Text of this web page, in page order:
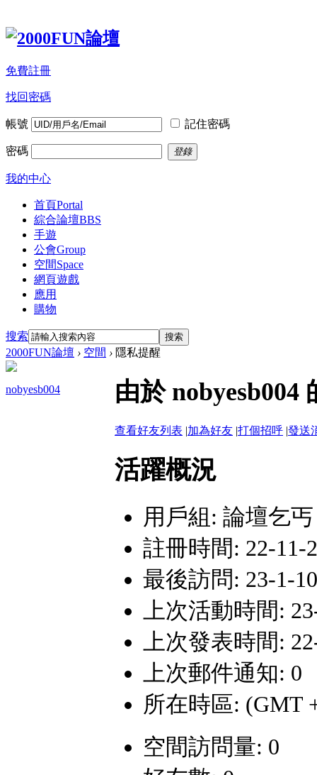
免費註冊
找回密碼
帳號 記住密碼
密碼 登錄
我的中心
首頁Portal
綜合論壇BBS
手遊
公會Group
空間Space
網頁遊戲
應用
購物
搜索 搜索
2000FUN論壇 › 空間 › 隱私提醒
nobyesb004 由於
查看好友列表 |加為好友 |打個招呼 |發送
活躍概況
用戶組: 論壇乞丐
註冊時間: 22-11-
最後訪問: 23-1-
上次活動時間:
上次發表時間:
上次郵件通知: 0
所在時區: (GMT
空間訪問量: 0